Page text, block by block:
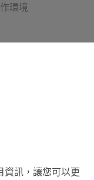
環境
資訊，讓您可以更